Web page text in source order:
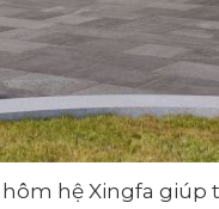
hệ Xingfa giúp